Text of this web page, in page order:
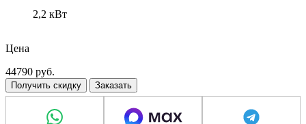
2,2 кВт
Цена
44790 руб.
Получить скидку Заказать